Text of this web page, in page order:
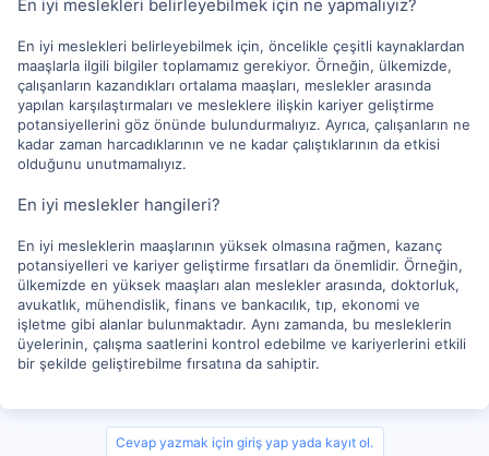
En iyi meslekleri belirleyebilmek için ne yapmalıyız?
En iyi meslekleri belirleyebilmek için, öncelikle çeşitli kaynaklardan
maaşlarla ilgili bilgiler toplamamız gerekiyor. Örneğin, ülkemizde,
çalışanların kazandıkları ortalama maaşları, meslekler arasında
yapılan karşılaştırmaları ve mesleklere ilişkin kariyer geliştirme
potansiyellerini göz önünde bulundurmalıyız. Ayrıca, çalışanların ne
kadar zaman harcadıklarının ve ne kadar çalıştıklarının da etkisi
olduğunu unutmamalıyız.
En iyi meslekler hangileri?
En iyi mesleklerin maaşlarının yüksek olmasına rağmen, kazanç
potansiyelleri ve kariyer geliştirme fırsatları da önemlidir. Örneğin,
ülkemizde en yüksek maaşları alan meslekler arasında, doktorluk,
avukatlık, mühendislik, finans ve bankacılık, tıp, ekonomi ve
işletme gibi alanlar bulunmaktadır. Aynı zamanda, bu mesleklerin
üyelerinin, çalışma saatlerini kontrol edebilme ve kariyerlerini etkili
bir şekilde geliştirebilme fırsatına da sahiptir.
Cevap yazmak için giriş yap yada kayıt ol.